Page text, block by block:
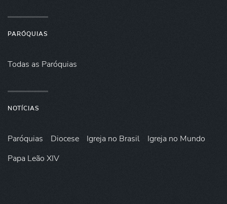
PARÓQUIAS
Todas as Paróquias
NOTÍCIAS
Paróquias Diocese Igreja no Brasil
Igreja no Mundo
Papa Leão XIV